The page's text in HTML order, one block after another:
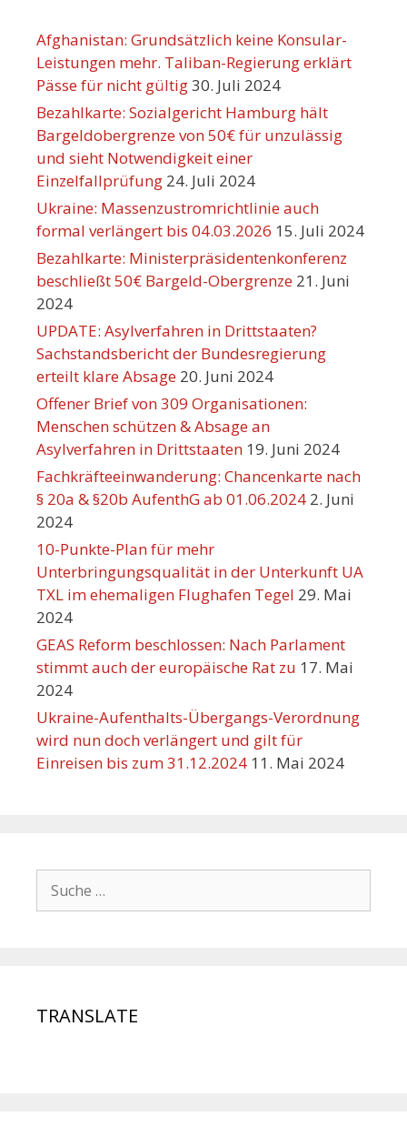
Afghanistan: Grundsätzlich keine Konsular-
Leistungen mehr. Taliban-Regierung erklärt
Pässe für nicht gültig30. Juli 2024
Bezahlkarte: Sozialgericht Hamburg hält
Bargeldobergrenze von 50€ für unzulässig
und sieht Notwendigkeit einer
Einzelfallprüfung 24. Juli 2024
Ukraine: Massenzustromrichtlinie auch
formal verlängert bis 04.03.2026 15. Juli 2024
Bezahlkarte: Ministerpräsidentenkonferenz
beschließt 50€ Bargeld-Obergrenze 21. Juni
2024
UPDATE: Asylverfahren in Drittstaaten?
Sachstandsbericht der Bundesregierung
erteilt klare Absage 20. Juni 2024
Offener Brief von 309 Organisationen:
Menschen schützen & Absage an
Asylverfahren in Drittstaaten 19. Juni 2024
Fachkräfteeinwanderung: Chancenkarte nach
§ 20a & §20b AufenthG ab 01.06.2024 2. Juni
2024
10-Punkte-Plan für mehr
Unterbringungsqualität in der Unterkunft UA
TXL im ehemaligen Flughafen Tegel 29. Mai
2024
GEAS Reform beschlossen: Nach Parlament
stimmt auch der europäische Rat zu 17. Mai
2024
Ukraine-Aufenthalts-Übergangs-Verordnung
wird nun doch verlängert und gilt für
Einreisen bis zum 31.12.2024 11. Mai 2024
TRANSLATE